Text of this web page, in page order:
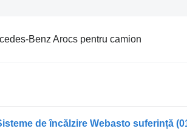
Benz Arocs pentru camion